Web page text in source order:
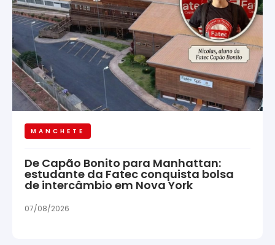
MANCHETE
De Capão Bonito para Manhattan:
estudante da Fatec conquista bolsa
de intercâmbio em Nova York
07/08/2026